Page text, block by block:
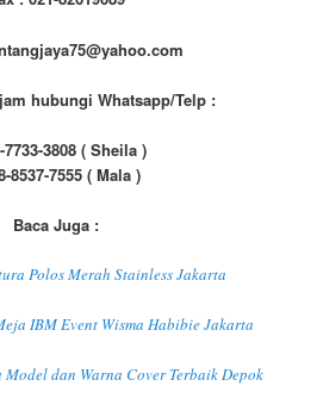
hubungi Whatsapp/Telp :
7733-3808 ( Sheila )
8537-7555 ( Mala )
Baca Juga :
Polos Merah Stainless Jakarta
IBM Event Wisma Habibie Jakarta
Model dan Warna Cover Terbaik Depok